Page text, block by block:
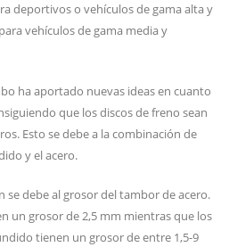
deportivos o vehículos de gama alta y
vehículos de gama media y
ha aportado nuevas ideas en cuanto
que los discos de freno sean
Esto se debe a la combinación de
y el acero.
se debe al grosor del tambor de acero.
un grosor de 2,5 mm mientras que los
tienen un grosor de entre 1,5-9